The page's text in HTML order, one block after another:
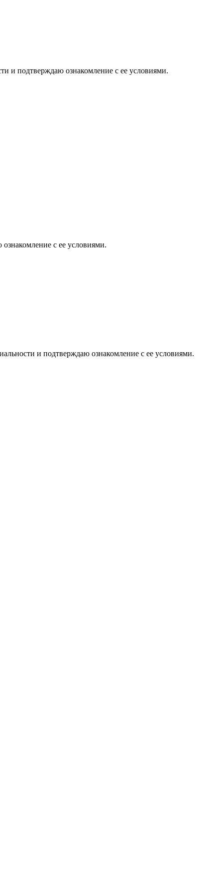
и подтверждаю ознакомление с ее условиями.
с ее условиями.
и подтверждаю ознакомление с ее условиями.